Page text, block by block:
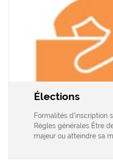
Élections
Formalités d’inscription
Règles générales Être
majeur ou atteindre sa